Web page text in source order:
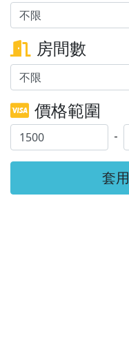
房間數
價格範圍
-
套用